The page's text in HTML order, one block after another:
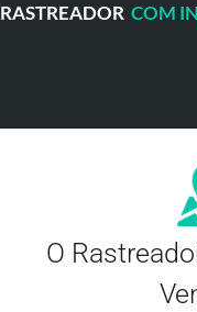
RASTREADOR COM
O